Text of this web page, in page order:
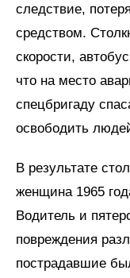
следствие,
средством.
скорости,
что на место
спецбригаду
освободить
В результате
женщина 1965
Водитель и
повреждения
пострадавшие